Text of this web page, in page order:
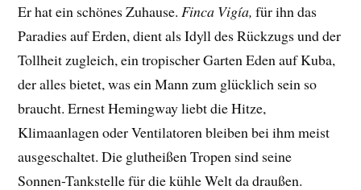
Er hat ein schönes Zuhause. Finca Vigía, für ihn das
Paradies auf Erden, dient als Idyll des Rückzugs und der
Tollheit zugleich, ein tropischer Garten Eden auf Kuba,
der alles bietet, was ein Mann zum glücklich sein so
braucht. Ernest Hemingway liebt die Hitze,
Klimaanlagen oder Ventilatoren bleiben bei ihm meist
ausgeschaltet. Die glutheißen Tropen sind seine
Sonnen-Tankstelle für die kühle Welt da draußen.